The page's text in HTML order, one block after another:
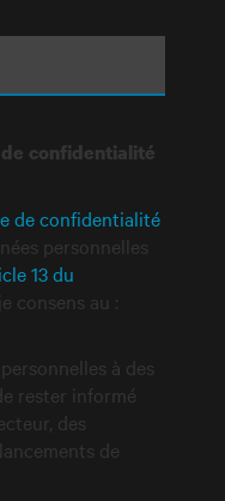
confidentialité
de confidentialité
personnelles
13 du
consens au :
à des
rester informé
des
de